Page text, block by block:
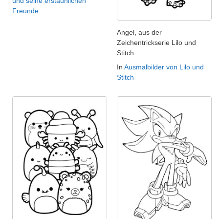
Freunde
Angel, aus der
Zeichentrickserie Lilo und
Stitch.
In Ausmalbilder von Lilo und
Stitch